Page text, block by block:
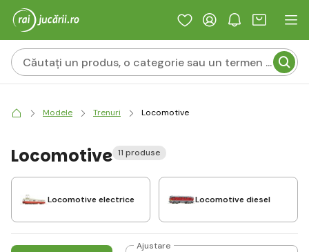
Modele Trenuri Locomotive
Locomotive 11 produse
Locomotive electrice Locomotive diesel
Ajustare